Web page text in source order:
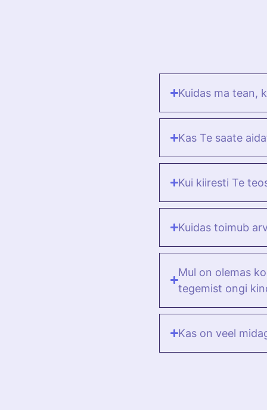
Kuidas ma tean,
Kas Te saate
Kui kiiresti Te
Kuidas toimub
Mul on olemas
tegemist ongi
Kas on veel